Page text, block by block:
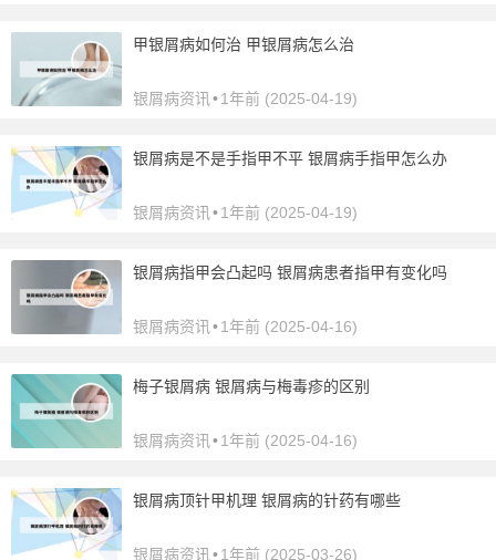
甲银屑病如何治 甲银屑病怎么治
银屑病资讯 •1年前 (2025-04-19)
银屑病是不是手指甲不平 银屑病手指甲怎么办
银屑病资讯 •1年前 (2025-04-19)
银屑病指甲会凸起吗 银屑病患者指甲有变化吗
银屑病资讯 •1年前 (2025-04-16)
梅子银屑病 银屑病与梅毒疹的区别
银屑病资讯 •1年前 (2025-04-16)
银屑病顶针甲机理 银屑病的针药有哪些
银屑病资讯 •1年前 (2025-03-26)